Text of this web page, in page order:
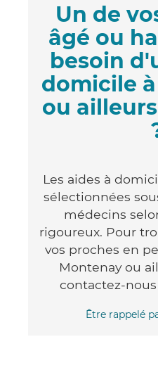
Un de
âgé ou
besoin
domicile
ou
Les aides à
sélectionnées
médecins
rigoureux. Pour
vos proches en
Montenay ou
contactez-
Être rappelé